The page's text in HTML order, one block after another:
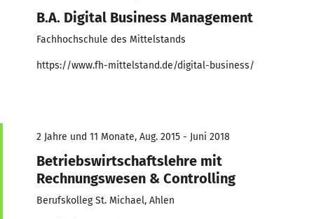
B.A. Digital Business Management
Fachhochschule des Mittelstands
https://www.fh-mittelstand.de/digital-business/
2 Jahre und 11 Monate, Aug. 2015 - Juni 2018
Betriebswirtschaftslehre mit
Rechnungswesen & Controlling
Berufskolleg St. Michael, Ahlen